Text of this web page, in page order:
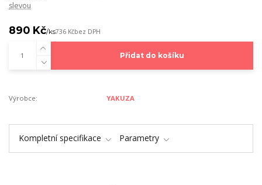
slevou
890 Kč/ks736 Kčbez DPH
Přidat do košíku
Výrobce: YAKUZA
Kompletní specifikace Parametry